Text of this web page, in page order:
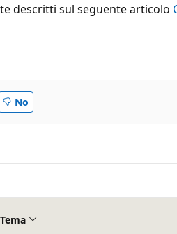
descritti sul seguente articolo
No
Tema